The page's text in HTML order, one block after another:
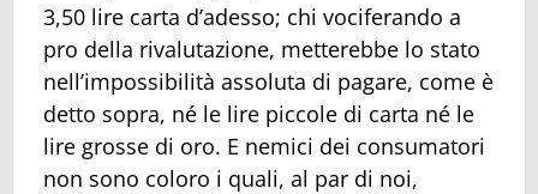
3,50 lire carta d’adesso; chi vociferando a
pro della rivalutazione, metterebbe lo stato
nell’impossibilità assoluta di pagare, come è
detto sopra, né le lire piccole di carta né le
lire grosse di oro. E nemici dei consumatori
non sono coloro i quali, al par di noi,